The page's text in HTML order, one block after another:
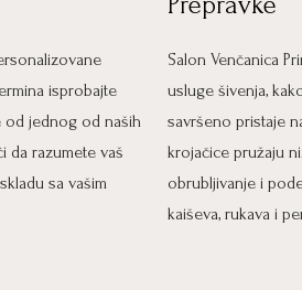
isprobajte
od jednog od naših
da razumete vaš
sa vašim
Salon Venčanica
usluge šivenja,
savršeno pristaje
krojačice pružaju
obrubljivanje i
kaiševa, rukava i